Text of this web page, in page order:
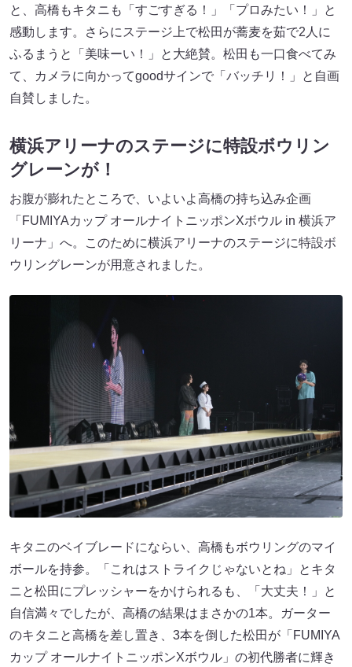
と、高橋もキタニも「すごすぎる！」「プロみたい！」と
感動します。さらにステージ上で松田が蕎麦を茹で2人に
ふるまうと「美味ーい！」と大絶賛。松田も一口食べてみ
て、カメラに向かってgoodサインで「バッチリ！」と自画
自賛しました。
横浜アリーナのステージに特設ボウリン
グレーンが！
お腹が膨れたところで、いよいよ高橋の持ち込み企画
「FUMIYAカップ オールナイトニッポンXボウル in 横浜ア
リーナ」へ。このために横浜アリーナのステージに特設ボ
ウリングレーンが用意されました。
キタニのベイブレードにならい、高橋もボウリングのマイ
ボールを持参。「これはストライクじゃないとね」とキタ
ニと松田にプレッシャーをかけられるも、「大丈夫！」と
自信満々でしたが、高橋の結果はまさかの1本。ガーター
のキタニと高橋を差し置き、3本を倒した松田が「FUMIYA
カップ オールナイトニッポンXボウル」の初代勝者に輝き